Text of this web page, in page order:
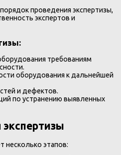
проведения экспертизы,
экспертов и
требованиям
оборудования к дальнейшей
и дефектов.
по устранению выявленных
несколько этапов: